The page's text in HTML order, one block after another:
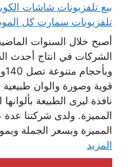
تلفزيونات سمارت كل
أصبح خلال السنوات
الشركات في انتاج أحدث
قوية وصورة والوان
نافذة ليرى الطبيعة
المميزة. ولدى شركتنا
المميزة وبسعر الجملة
المزيد